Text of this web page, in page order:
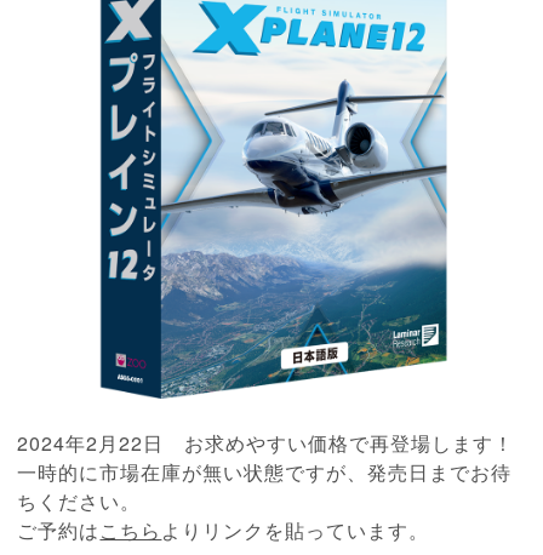
2024年2月22日 お求めやすい価格で再登場します！
一時的に市場在庫が無い状態ですが、発売日までお待
ちください。
ご予約はこちら よりリンクを貼っています。